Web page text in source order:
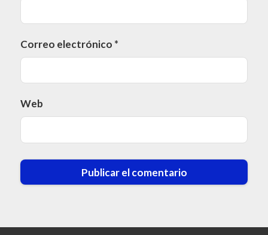
Correo electrónico *
Web